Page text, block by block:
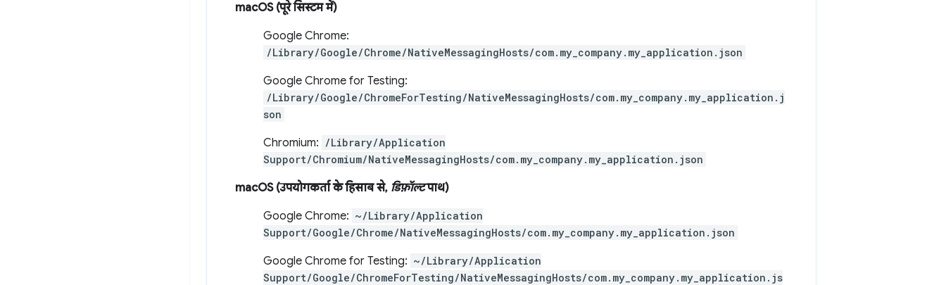
macOS (पूरे सिस्टम में)
Google Chrome:
/Library/Google/Chrome/NativeMessagingHosts/com.my_company.my_application.json
Google Chrome for Testing:
/Library/Google/ChromeForTesting/NativeMessagingHosts/com.my_company.my_application.j
son
Chromium: /Library/Application
Support/Chromium/NativeMessagingHosts/com.my_company.my_application.json
macOS (उपयोगकर्ता के हिसाब से, डिफ़ॉल्टपाथ)
Google Chrome: ~/Library/Application
Support/Google/Chrome/NativeMessagingHosts/com.my_company.my_application.json
Google Chrome for Testing: ~/Library/Application
Support/Google/ChromeForTesting/NativeMessagingHosts/com.my_company.my_application.js